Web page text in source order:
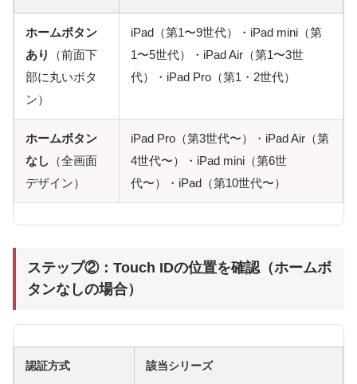
ホームボタン
あり
（前面下
部に丸いボタ
ン）
iPad（第1〜9世代）・iPad mini（第
1〜5世代）・iPad Air（第1〜3世
代）・iPad Pro（第1・2世代）
ホームボタン
なし （全画面
デザイン）
iPad Pro（第3世代〜）・iPad Air（第
4世代〜）・iPad mini（第6世
代〜）・iPad（第10世代〜）
ステップ②：Touch IDの位置を確認（ホームボ
タンなしの場合）
認証方式 該当シリーズ